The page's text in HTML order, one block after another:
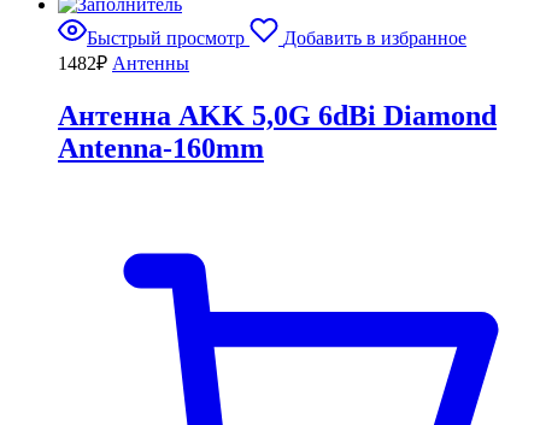
Быстрый просмотр
Добавить в избранное
1482₽ Антенны
Антенна AKK 5,0G 6dBi Diamond
Antenna-160mm